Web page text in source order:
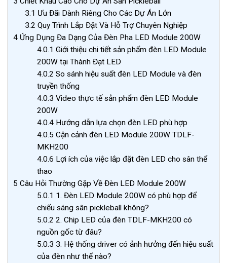
3.1 Ưu Đãi Dành Riêng Cho Các Dự Án Lớn
3.2 Quy Trình Lắp Đặt Và Hỗ Trợ Chuyên Nghiệp
4 Ứng Dụng Đa Dạng Của Đèn Pha LED Module 200W
4.0.1 Giới thiệu chi tiết sản phẩm đèn LED Module
200W tại Thành Đạt LED
4.0.2 So sánh hiệu suất đèn LED Module và đèn
truyền thống
4.0.3 Video thực tế sản phẩm đèn LED Module
200W
4.0.4Hướng dẫn lựa chọn đèn LED phù hợp
4.0.5 Cận cảnh đèn LED Module 200W TDLF-
MKH200
4.0.6 Lợi ích của việc lắp đặt đèn LED cho sân thể
thao
5 Câu Hỏi Thường Gặp Về Đèn LED Module 200W
5.0.1 1. Đèn LED Module 200W có phù hợp để
chiếu sáng sân pickleball không?
5.0.2 2. Chip LED của đèn TDLF-MKH200 có
nguồn gốc từ đâu?
5.0.3 3. Hệ thống driver có ảnh hưởng đến hiệu suất
của đèn như thế nào?